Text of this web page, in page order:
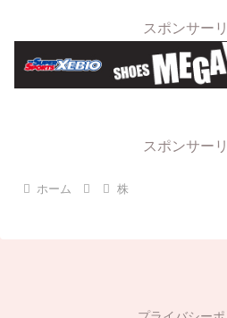
スポンサー
スポンサー
ホーム 株